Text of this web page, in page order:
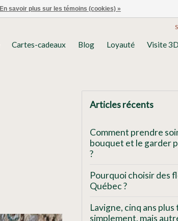
Cartes-cadeaux Blog Loyauté Visite 3D
Articles récents
Comment prendre
bouquet et le garder
?
Pourquoi choisir des
Québec ?
Lavigne, cinq ans
simplement, mais
En savoir plus sur les témoins (cookies) »